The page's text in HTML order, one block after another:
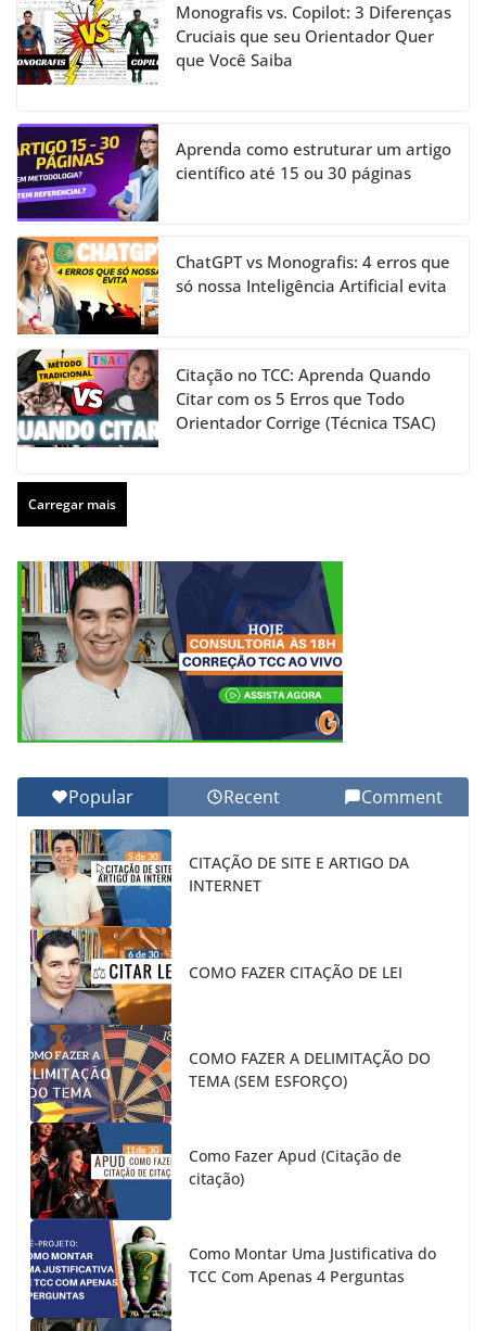
Monografis vs. Copilot: 3 Diferenças
Cruciais que seu Orientador Quer
que Você Saiba
Aprenda como estruturar um artigo
científico até 15 ou 30 páginas
ChatGPT vs Monografis: 4 erros que
só nossa Inteligência Artificial evita
Citação no TCC: Aprenda Quando
Citar com os 5 Erros que Todo
Orientador Corrige (Técnica TSAC)
Carregar mais
Popular Recent Comment
CITAÇÃO DE SITE E ARTIGO DA
INTERNET
COMO FAZER CITAÇÃO DE LEI
COMO FAZER A DELIMITAÇÃO DO
TEMA (SEM ESFORÇO)
Como Fazer Apud (Citação de
citação)
Como Montar Uma Justificativa do
TCC Com Apenas 4 Perguntas